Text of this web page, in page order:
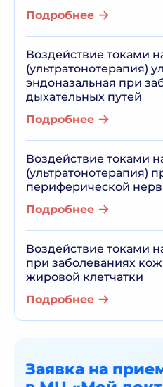
Подробнее
Воздействие токами
(ультратонотерапия)
эндоназальная при
дыхательных путей
Подробнее
Воздействие токами
(ультратонотерапия)
периферической
Подробнее
Воздействие токами
при заболеваниях
жировой клетчатки
Подробнее
Заявка на